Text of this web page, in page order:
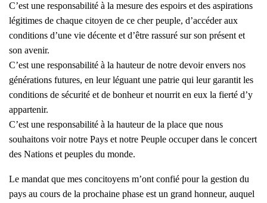
C’est une responsabilité à la mesure des espoirs et des aspirations
légitimes de chaque citoyen de ce cher peuple, d’accéder aux
conditions d’une vie décente et d’être rassuré sur son présent et
son avenir.
C’est une responsabilité à la hauteur de notre devoir envers nos
générations futures, en leur léguant une patrie qui leur garantit les
conditions de sécurité et de bonheur et nourrit en eux la fierté d’y
appartenir.
C’est une responsabilité à la hauteur de la place que nous
souhaitons voir notre Pays et notre Peuple occuper dans le concert
des Nations et peuples du monde.
Le mandat que mes concitoyens m’ont confié pour la gestion du
pays au cours de la prochaine phase est un grand honneur, auquel